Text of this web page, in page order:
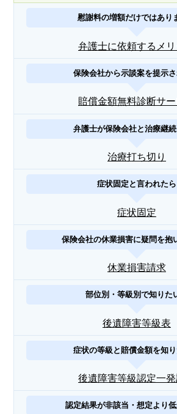
慰謝料の増額だけではあり
弁護士に依頼するメリ
保険会社から示談案を提示
賠償金額無料診断サー
弁護士が保険会社と治療継
治療打ち切り
症状固定と言われたら
症状固定
保険会社の休業損害に疑問を抱
休業損害請求
部位別・等級別で知りた
後遺障害等級表
症状の等級と賠償金額を知
後遺障害等級認定一
認定結果が非該当・想定より